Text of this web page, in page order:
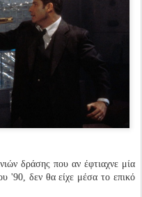
δράσης που αν έφτιαχνε μία
'90, δεν θα είχε μέσα το επικό